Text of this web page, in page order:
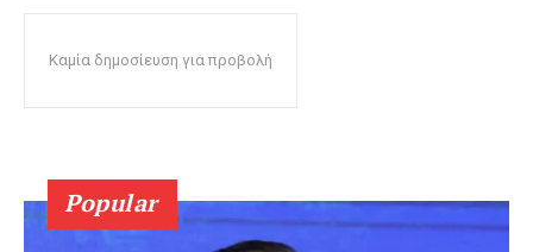
Καμία δημοσίευση για προβολή
Popular